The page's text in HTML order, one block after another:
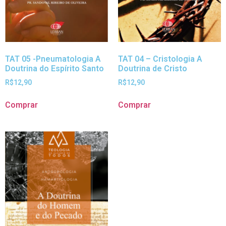
TAT 05 -Pneumatologia A
Doutrina do Espírito Santo
R$12,90
Comprar
TAT 04 – Cristologia A
Doutrina de Cristo
R$12,90
Comprar